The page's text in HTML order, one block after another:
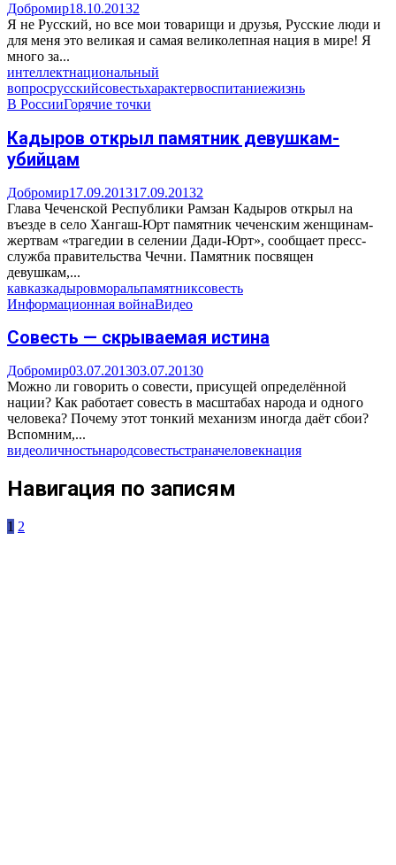
Добромир18.10.20132
Я не Русский, но все мои товарищи и друзья, Русские люди и
для меня это великая и самая великолепная нация в мире! Я
много за...
интеллектнациональный
вопросрусскийсовестьхарактервоспитаниежизнь
В РоссииГорячие точки
Кадыров открыл памятник девушкам-
убийцам
Добромир17.09.201317.09.20132
Глава Чеченской Республики Рамзан Кадыров открыл на
въезде в село Хангаш-Юрт памятник чеченским женщинам-
жертвам «трагедии в селении Дади-Юрт», сообщает пресс-
служба правительства Чечни. Памятник посвящен
девушкам,...
кавказкадыровморальпамятниксовесть
Информационная войнаВидео
Совесть — скрываемая истина
Добромир03.07.201303.07.20130
Можно ли говорить о совести, присущей определённой
нации? Как работает совесть в масштабах народа и одного
человека? Почему этот тонкий механизм иногда даёт сбои?
Вспомним,...
видеоличностьнародсовестьстраначеловекнация
Навигация по записям
1 2